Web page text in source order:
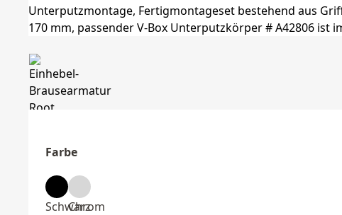
Farbe
Schwarz
Chrom